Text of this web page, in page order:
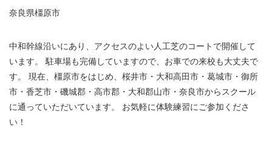
奈良県橿原市
中和幹線沿いにあり、アクセスのよい人工芝のコートで開催して
います。 駐車場も完備していますので、お車での来校も大丈夫で
す。 現在、橿原市をはじめ、桜井市・大和高田市・葛城市・御所
市・香芝市・磯城郡・高市郡・大和郡山市・奈良市からスクール
に通っていただいています。 お気軽に体験練習にご参加くださ
い！